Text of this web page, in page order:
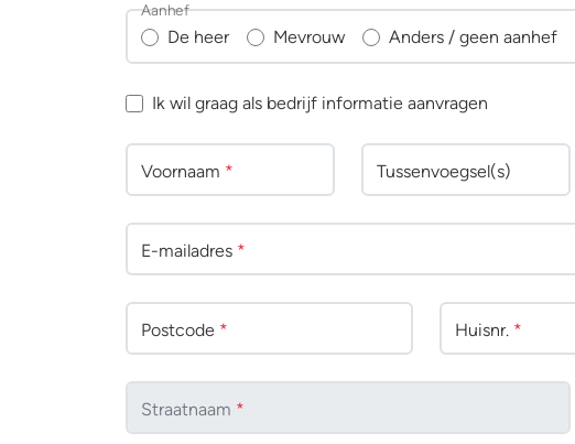
De heer Mevrouw Anders / geen aanhef
Aanhef
Ik wil graag als bedrijf informatie aanvragen
Voornaam * Tussenvoegsel(s)
E-mailadres *
Postcode * Huisnr. *
Straatnaam *